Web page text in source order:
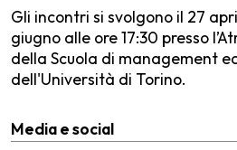
Gli incontri si svolgono il 27
giugno alle ore 17:30 presso
della Scuola di management
dell'Università di Torino.
Media e social